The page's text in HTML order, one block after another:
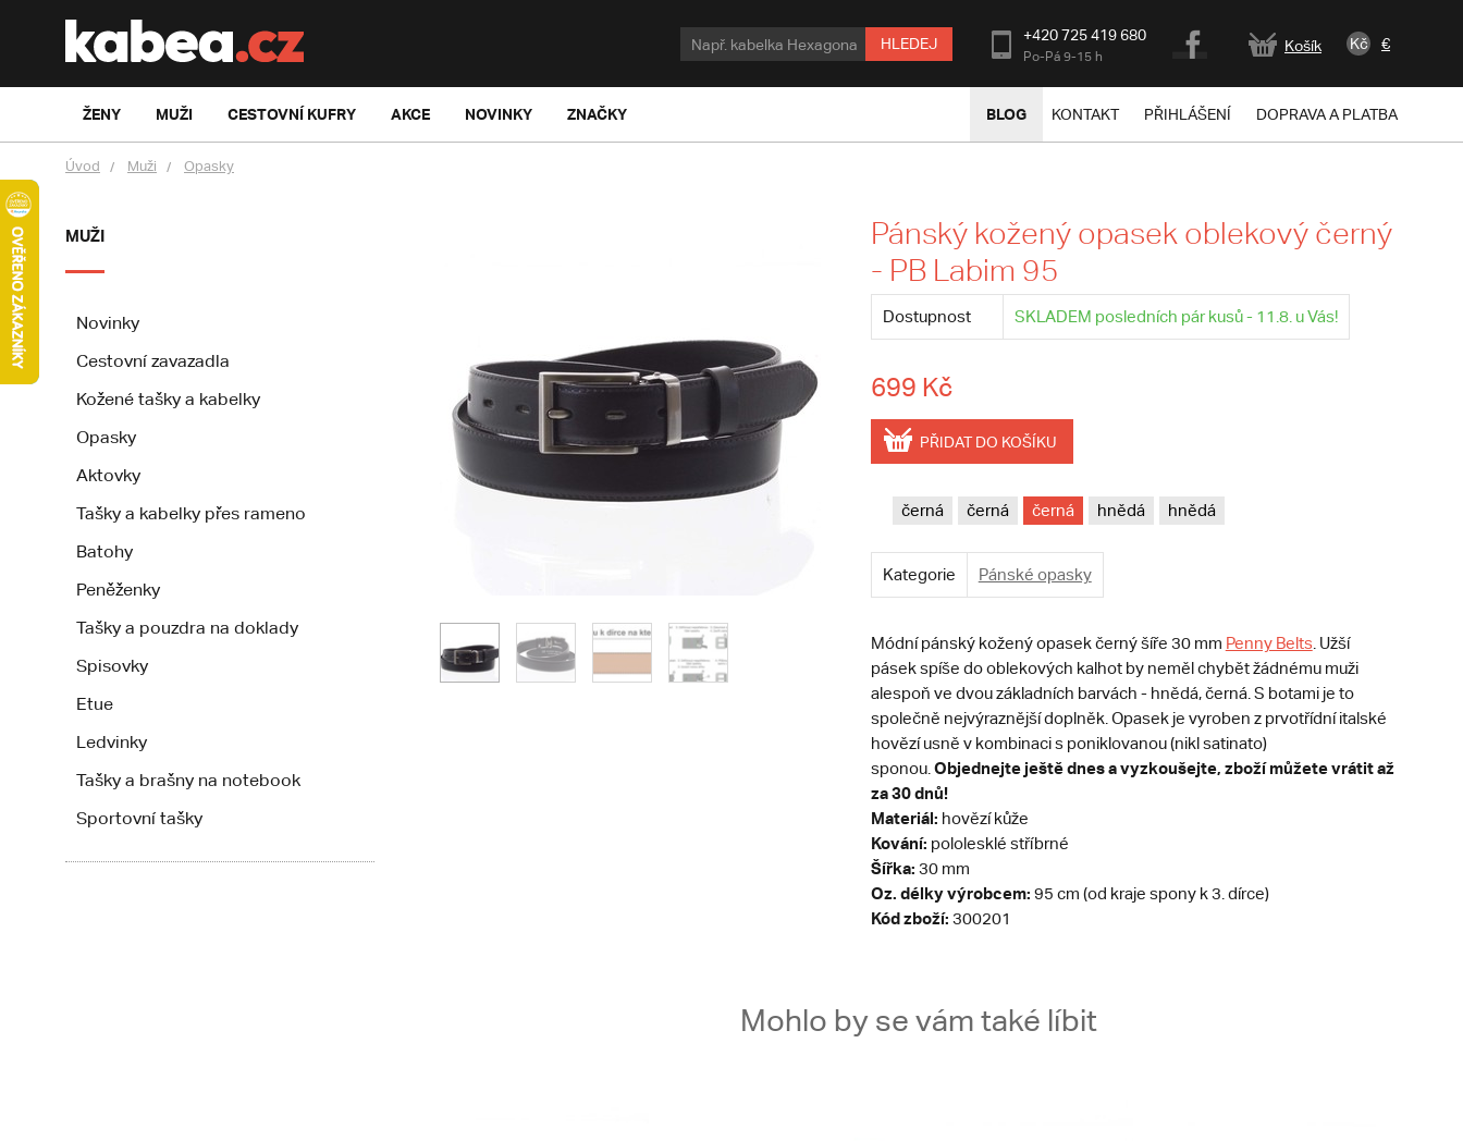
HLEDEJ +420 725 419 680
Po-Pá 9-15 h
Košík Kč €
ŽENY MUŽI CESTOVNÍ KUFRY AKCE NOVINKY ZNAČKY BLOG KONTAKT PŘIHLÁŠENÍ DOPRAVA A PLATBA
Úvod Muži Opasky
MUŽI
Novinky
Cestovní zavazadla
Kožené tašky a kabelky
Opasky
Aktovky
Tašky a kabelky přes rameno
Batohy
Peněženky
Tašky a pouzdra na doklady
Spisovky
Etue
Ledvinky
Tašky a brašny na notebook
Sportovní tašky
Pánský kožený opasek oblekový černý
- PB Labim 95
Dostupnost SKLADEM posledních pár kusů - 11.8. u Vás!
699 Kč
PŘIDAT DO KOŠÍKU
černá černá černá hnědá hnědá
Kategorie Pánské opasky
Módní pánský kožený opasek černý šíře 30 mm Penny Belts . Užší
pásek spíše do oblekových kalhot by neměl chybět žádnému muži
alespoň ve dvou základních barvách - hnědá, černá. S botami je to
společně nejvýraznější doplněk. Opasek je vyroben z prvotřídní italské
hovězí usně v kombinaci s poniklovanou (nikl satinato)
sponou. Objednejte ještě dnes a vyzkoušejte, zboží můžete vrátit až
za 30 dnů!
Materiál: hovězí kůže
Kování: pololesklé stříbrné
Šířka: 30 mm
Oz. délky výrobcem: 95 cm (od kraje spony k 3. dírce)
Kód zboží: 300201
Mohlo by se vám také líbit